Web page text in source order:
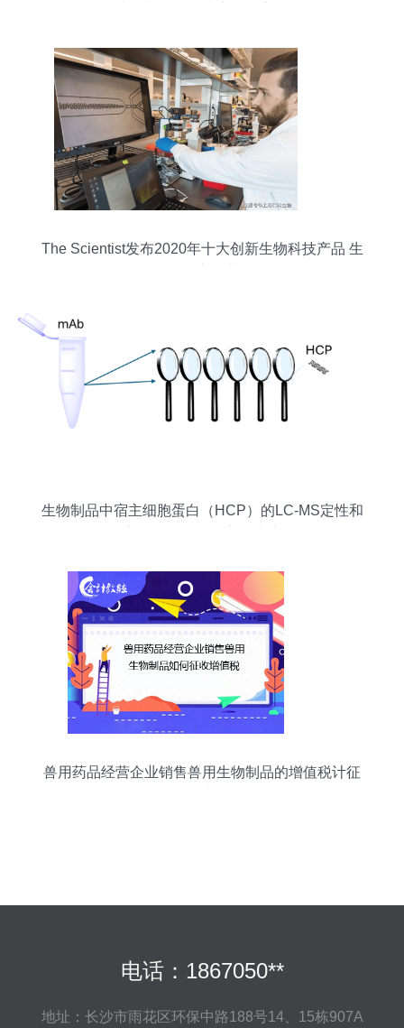
The Scientist发布2020年十大创新生物科技产品 生
生物制品中宿主细胞蛋白（HCP）的LC-MS定性和
兽用药品经营企业销售兽用生物制品的增值税计征
电话：1867050**
地址：长沙市雨花区环保中路188号14、15栋907A